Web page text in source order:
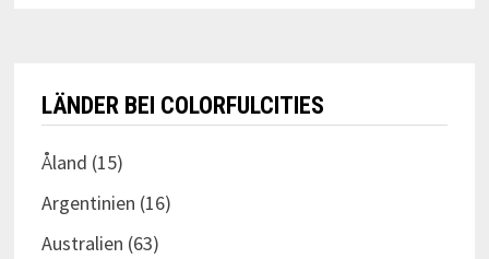
LÄNDER BEI COLORFULCITIES
Åland (15)
Argentinien (16)
Australien (63)